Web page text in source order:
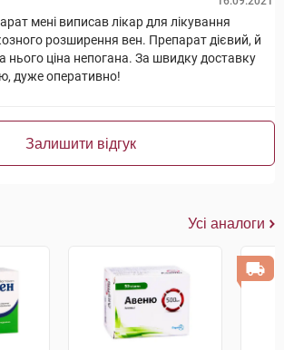
мені виписав лікар для лікування
розширення вен. Препарат дієвий, й
нього ціна непогана. За швидку доставку
дуже оперативно!
Залишити відгук
Усі аналоги